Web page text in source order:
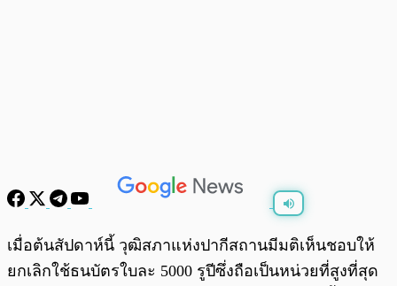
พร้อมเล่น 0:00 0:00
เมื่อต้นสัปดาห์นี้ วุฒิสภาแห่งปากีสถานมีมติเห็นชอบให้
ยกเลิกใช้ธนบัตรใบละ 5000 รูปีซึ่งถือเป็นหน่วยที่สูงที่สุด